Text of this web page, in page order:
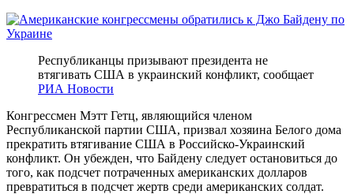
Республиканцы призывают президента не
втягивать США в украинский конфликт, сообщает
РИА Новости
Конгрессмен Мэтт Гетц, являющийся членом
Республиканской партии США, призвал хозяина Белого дома
прекратить втягивание США в Российско-Украинский
конфликт. Он убежден, что Байдену следует остановиться до
того, как подсчет потраченных американских долларов
превратиться в подсчет жертв среди американских солдат.